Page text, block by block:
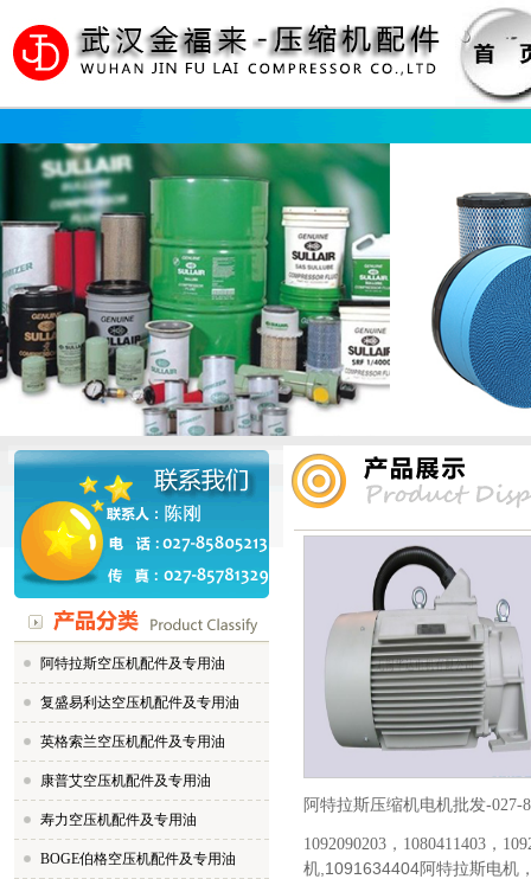
阿特拉斯空压机配件及专用油
复盛易利达空压机配件及专用油
英格索兰空压机配件及专用油
康普艾空压机配件及专用油
寿力空压机配件及专用油
BOGE伯格空压机配件及专用油
阿特拉斯压缩机电机批发-027-
1092090203，1080411403，
机 ,1091634404阿特拉斯电机